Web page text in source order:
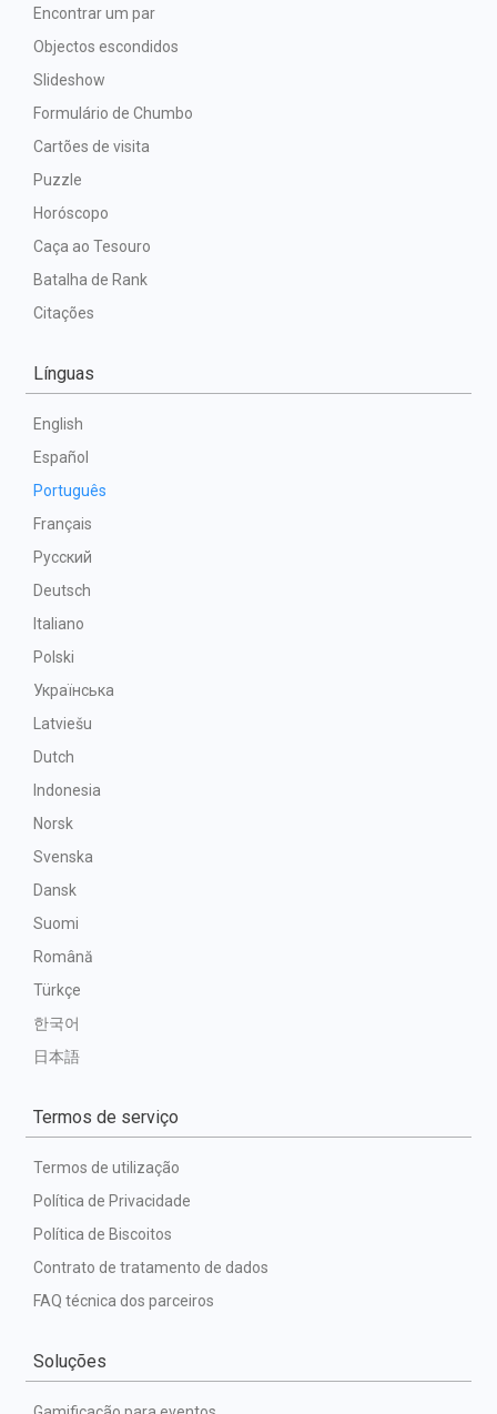
Encontrar um par
Objectos escondidos
Slideshow
Formulário de Chumbo
Cartões de visita
Puzzle
Horóscopo
Caça ao Tesouro
Batalha de Rank
Citações
Línguas
English
Español
Português
Français
Русский
Deutsch
Italiano
Polski
Українська
Latviešu
Dutch
Indonesia
Norsk
Svenska
Dansk
Suomi
Română
Türkçe
한국어
日本語
Termos de serviço
Termos de utilização
Política de Privacidade
Política de Biscoitos
Contrato de tratamento de dados
FAQ técnica dos parceiros
Soluções